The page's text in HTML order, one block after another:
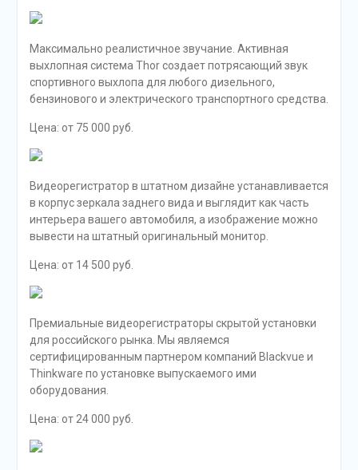
Максимально реалистичное звучание. Активная
выхлопная система Thor создает потрясающий звук
спортивного выхлопа для любого дизельного,
бензинового и электрического транспортного средства.
Цена: от 75 000 руб.
Видеорегистратор в штатном дизайне устанавливается
в корпус зеркала заднего вида и выглядит как часть
интерьера вашего автомобиля, а изображение можно
вывести на штатный оригинальный монитор.
Цена: от 14 500 руб.
Премиальные видеорегистраторы скрытой установки
для российского рынка. Мы являемся
сертифицированным партнером компаний Blackvue и
Thinkware по установке выпускаемого ими
оборудования.
Цена: от 24 000 руб.